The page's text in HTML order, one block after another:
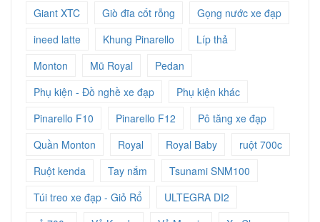
Giant XTC Giò đĩa cốt rỗng
Gọng nước xe đạp
ineed latte
Khung Pinarello
Líp thả
Monton
Mũ Royal
Pedan
Phụ kiện - Đồ nghề xe đạp
Phụ kiện khác
Pinarello F10
Pinarello F12
Pô tăng xe đạp
Quần Monton
Royal Royal Baby
ruột 700c
Ruột kenda
Tay nắm
Tsunami SNM100
Túi treo xe đạp - Giỏ Rổ
ULTEGRA DI2